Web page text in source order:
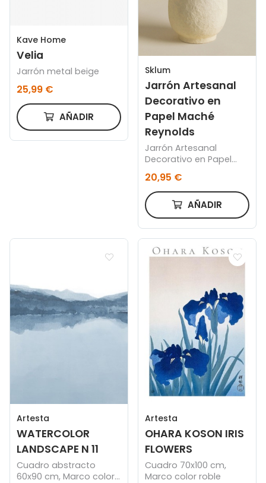
Kave Home
Velia
Jarrón metal beige
25,99 €
AÑADIR
Sklum
Jarrón Artesanal
Decorativo en
Papel Maché
Reynolds
Jarrón Artesanal
Decorativo en Papel
Maché Reynolds
20,95 €
AÑADIR
Artesta
WATERCOLOR
LANDSCAPE N 11
Cuadro abstracto
60x90 cm, Marco color
Artesta
OHARA KOSON IRIS
FLOWERS
Cuadro 70x100 cm,
Marco color roble